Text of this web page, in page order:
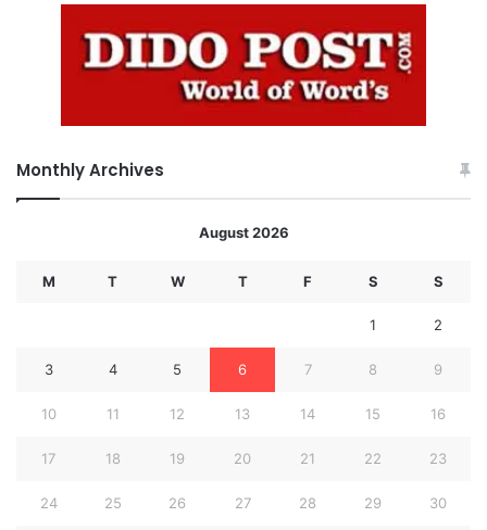
Monthly Archives
August 2026
M T W T F S S
1 2
3 4 5 6 7 8 9
10 11 12 13 14 15 16
17 18 19 20 21 22 23
24 25 26 27 28 29 30